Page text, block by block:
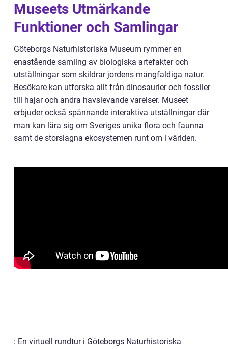
Museets Utmärkande
Funktioner och Samlingar
Göteborgs Naturhistoriska Museum rymmer en
enastående samling av biologiska artefakter och
utställningar som skildrar jordens mångfaldiga natur.
Besökare kan utforska allt från dinosaurier och fossiler
till hajar och andra havslevande varelser. Museet
erbjuder också spännande interaktiva utställningar där
man kan lära sig om Sveriges unika flora och faunna
samt de storslagna ekosystemen runt om i världen.
: En virtuell rundtur i Göteborgs Naturhistoriska